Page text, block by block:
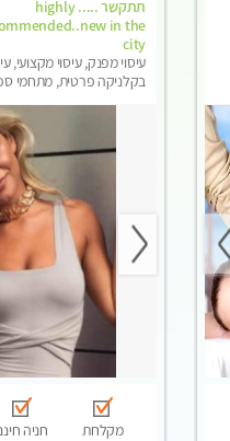
תתקשר ..... highly
in the
city
עיסוי מפנק, עיסוי מקצועי,
בקלניקה פרטית, מתחמי
הבית, עיסוי טנטרה, עיסוי
לגבר, עיסוי מגבר לאישה
מקלחת חניה